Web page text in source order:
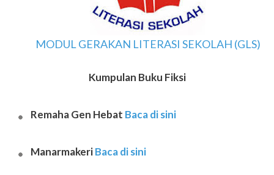
MODUL GERAKAN LITERASI SEKOLAH (GLS)
Kumpulan Buku Fiksi
Remaha Gen Hebat Baca di sini
ManarmakeriBaca di sini